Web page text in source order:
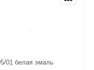
01 белая эмаль